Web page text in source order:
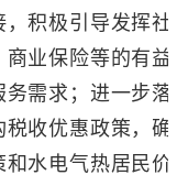
积极引导发挥社
业保险等的有益
需求；进一步落
收优惠政策，确
水电气热居民价